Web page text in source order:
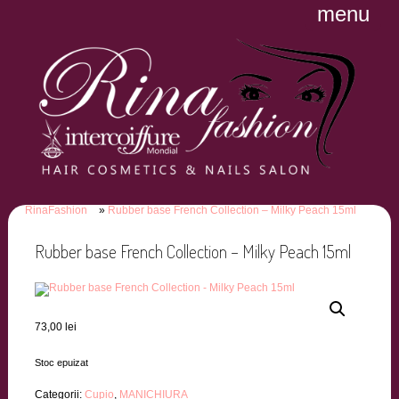
menu
RinaFashion Rubber base French Collection – Milky Peach 15ml
Rubber base French Collection – Milky Peach 15ml
73,00 lei
Stoc epuizat
Categorii: Cupio, MANICHIURA